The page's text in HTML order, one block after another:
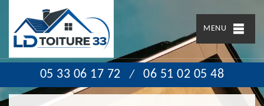
MENU
05 33 06 17 72 / 06 51 02 05 48